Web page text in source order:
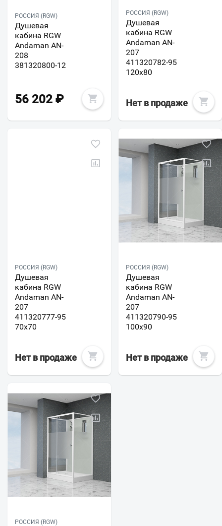
РОССИЯ (RGW)
Душевая
кабина RGW
Andaman AN-
208
381320800-12
56 202 ₽
РОССИЯ (RGW)
Душевая
кабина RGW
Andaman AN-
207
411320782-95
120x80
Нет в продаже
РОССИЯ (RGW)
Душевая
кабина RGW
Andaman AN-
207
411320777-95
70x70
Нет в продаже
РОССИЯ (RGW)
Душевая
кабина RGW
Andaman AN-
207
411320790-95
100x90
Нет в продаже
РОССИЯ (RGW)